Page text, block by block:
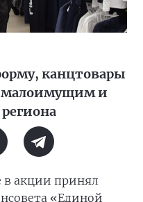
канцтовары
малоимущим и
в акции принял
«Единой